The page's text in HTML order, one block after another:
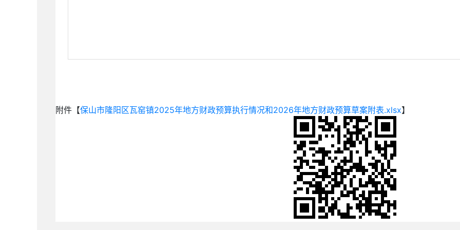
附件【保山市隆阳区瓦窑镇2025年地方财政预算执行情况和2026年地方财政预算草案附表.xlsx】